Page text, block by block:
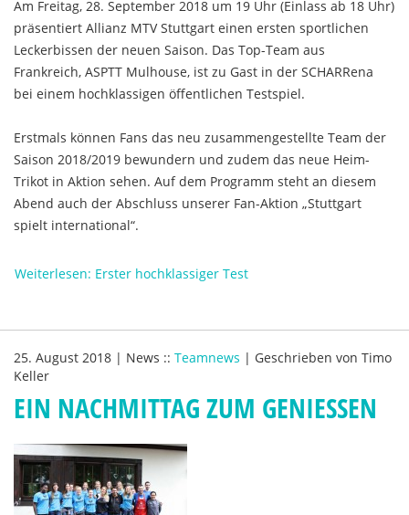
Am Freitag, 28. September 2018 um 19 Uhr (Einlass ab 18 Uhr)
präsentiert Allianz MTV Stuttgart einen ersten sportlichen
Leckerbissen der neuen Saison. Das Top-Team aus
Frankreich, ASPTT Mulhouse, ist zu Gast in der SCHARRena
bei einem hochklassigen öffentlichen Testspiel.
Erstmals können Fans das neu zusammengestellte Team der
Saison 2018/2019 bewundern und zudem das neue Heim-
Trikot in Aktion sehen. Auf dem Programm steht an diesem
Abend auch der Abschluss unserer Fan-Aktion „Stuttgart
spielt international“.
Weiterlesen: Erster hochklassiger Test
25. August 2018 | News :: Teamnews | Geschrieben von Timo
Keller
EIN NACHMITTAG ZUM GENIESSEN